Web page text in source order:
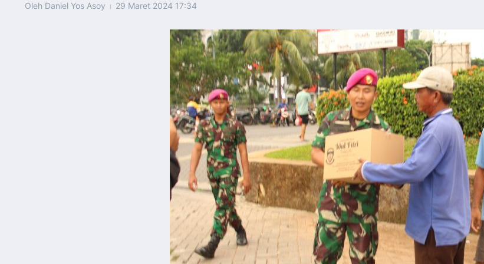
Oleh Daniel Yos Asoy 29 Maret 2024 17:34